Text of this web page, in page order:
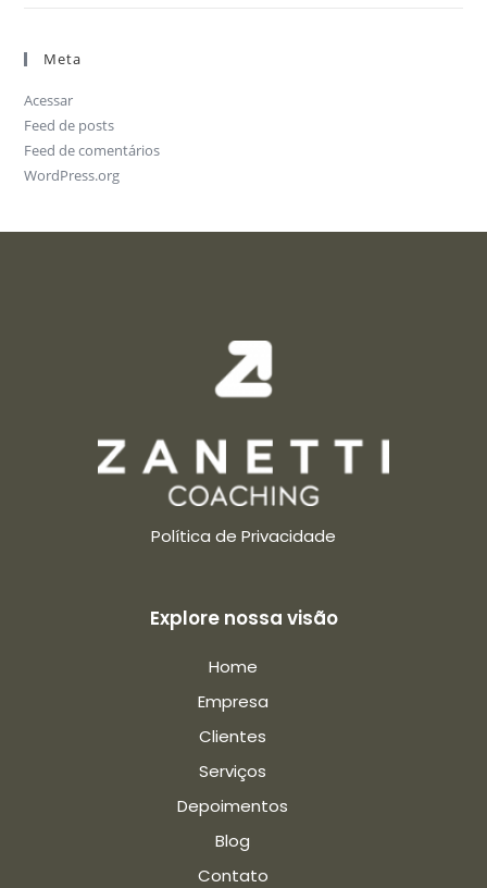
Meta
Acessar
Feed de posts
Feed de comentários
WordPress.org
Política de Privacidade
Explore nossa visão
Home
Empresa
Clientes
Serviços
Depoimentos
Blog
Contato